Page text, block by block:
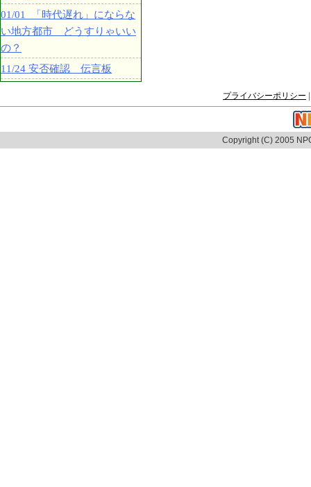
01/01 「時代遅れ」にならな
い地方都市 どうすりゃいい
の？
11/24 安否確認 伝言板
プライバシーポリシー
Copyright (C) 2005